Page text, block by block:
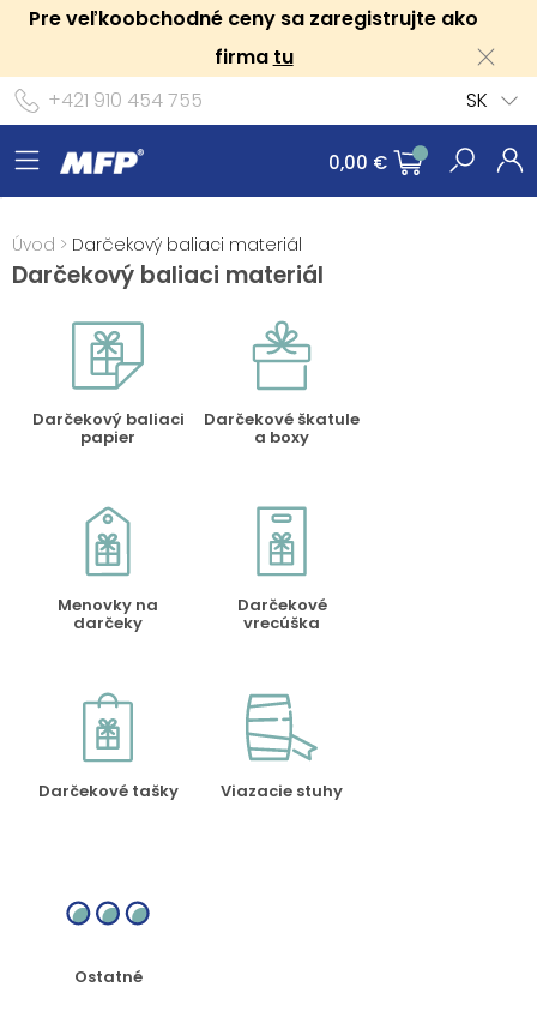
Pre veľkoobchodné ceny sa zaregistrujte ako
firma tu
+421 910 454 755
SK
0,00 €
Úvod > Darčekový baliaci materiál
Darčekový baliaci materiál
Darčekový baliaci
papier
Darčekové škatule
a boxy
Menovky na
darčeky
Darčekové
vrecúška
Darčekové tašky Viazacie stuhy
Ostatné